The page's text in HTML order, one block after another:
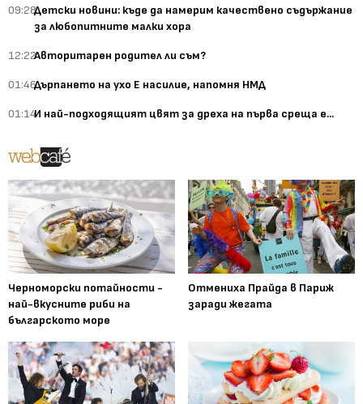
09:28Детски новини: къде да намерим качествено съдържание
за любопитните малки хора
12:22Авторитарен родител ли съм?
01:46Дърпането на ухо Е насилие, напомня НМД
01:14И най-подходящият цвят за дреха на първа среща е...
Черноморски потайности -
най-вкусните риби на
българското море
Отмениха Прайда в Париж
заради жегата